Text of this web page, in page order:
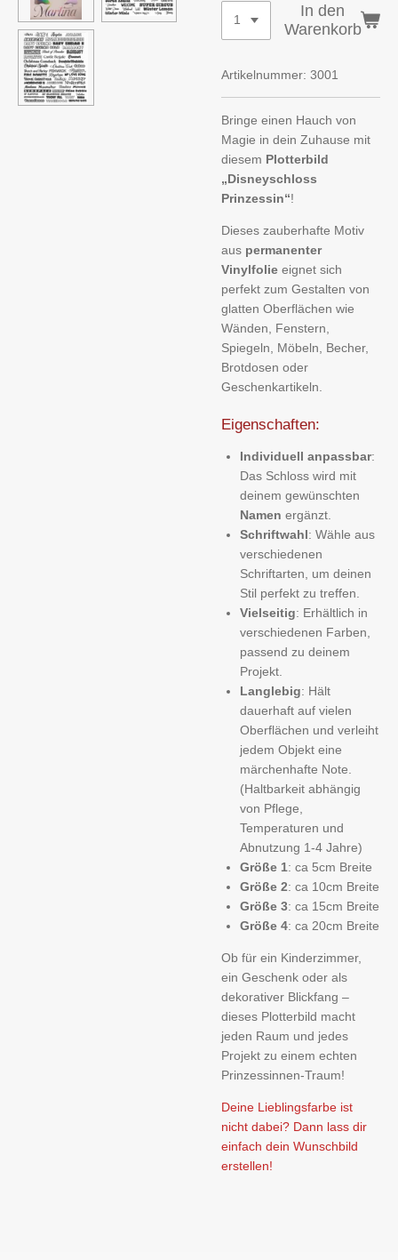
In den
Warenkorb
Artikelnummer: 3001
Bringe einen Hauch von
Magie in dein Zuhause mit
diesem Plotterbild
„Disneyschloss
Prinzessin“!
Dieses zauberhafte Motiv
aus permanenter
Vinylfolie eignet sich
perfekt zum Gestalten von
glatten Oberflächen wie
Wänden, Fenstern,
Spiegeln, Möbeln, Becher,
Brotdosen oder
Geschenkartikeln.
Eigenschaften:
Individuell anpassbar:
Das Schloss wird mit
deinem gewünschten
Namen ergänzt.
Schriftwahl: Wähle aus
verschiedenen
Schriftarten, um deinen
Stil perfekt zu treffen.
Vielseitig: Erhältlich in
verschiedenen Farben,
passend zu deinem
Projekt.
Langlebig: Hält
dauerhaft auf vielen
Oberflächen und verleiht
jedem Objekt eine
märchenhafte Note.
(Haltbarkeit abhängig
von Pflege,
Temperaturen und
Abnutzung 1-4 Jahre)
Größe 1: ca 5cm Breite
Größe 2: ca 10cm Breite
Größe 3: ca 15cm Breite
Größe 4: ca 20cm Breite
Ob für ein Kinderzimmer,
ein Geschenk oder als
dekorativer Blickfang –
dieses Plotterbild macht
jeden Raum und jedes
Projekt zu einem echten
Prinzessinnen-Traum!
Deine Lieblingsfarbe ist
nicht dabei? Dann lass dir
einfach dein Wunschbild
erstellen!